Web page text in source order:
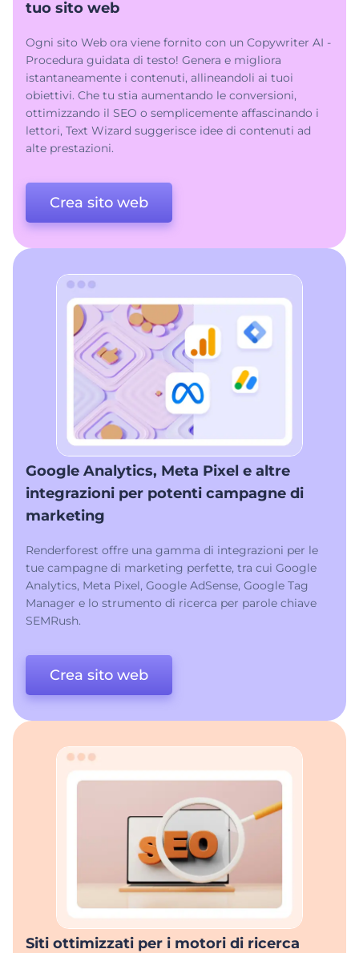
tuo sito web
Ogni sito Web ora viene fornito con un Copywriter AI -
Procedura guidata di testo! Genera e migliora
istantaneamente i contenuti, allineandoli ai tuoi
obiettivi. Che tu stia aumentando le conversioni,
ottimizzando il SEO o semplicemente affascinando i
lettori, Text Wizard suggerisce idee di contenuti ad
alte prestazioni.
Crea sito web
Google Analytics, Meta Pixel e altre
integrazioni per potenti campagne di
marketing
Renderforest offre una gamma di integrazioni per le
tue campagne di marketing perfette, tra cui Google
Analytics, Meta Pixel, Google AdSense, Google Tag
Manager e lo strumento di ricerca per parole chiave
SEMRush.
Crea sito web
Siti ottimizzati per i motori di ricerca